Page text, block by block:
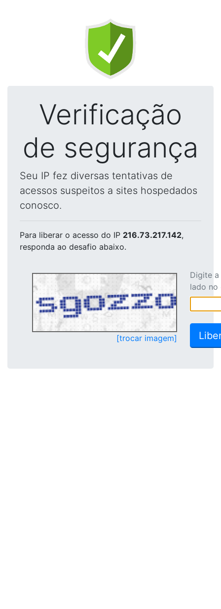
Verificação
de segurança
Seu IP fez diversas tentativas de
acessos suspeitos a sites hospedados
conosco.
Para liberar o acesso do IP 216.73.217.142,
responda ao desafio abaixo.
[trocar imagem]
Digite
lado no